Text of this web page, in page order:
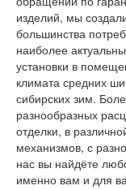
Двери
Атум
Атум
изделий, мы
большинства
наиболее
установки в
климата средних
сибирских зим.
разнообразных
отделки, в
механизмов, с
нас вы найдёте
именно вам и для